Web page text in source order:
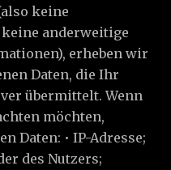
keine
anderweitige
erheben wir
Daten, die Ihr
übermittelt. Wenn
möchten,
Daten: • IP-Adresse;
des Nutzers;